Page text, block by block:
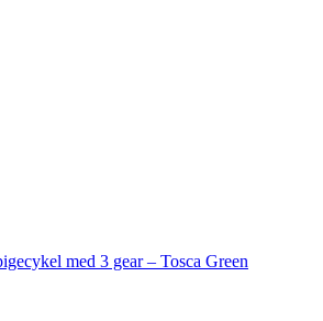
med 3 gear – Tosca Green